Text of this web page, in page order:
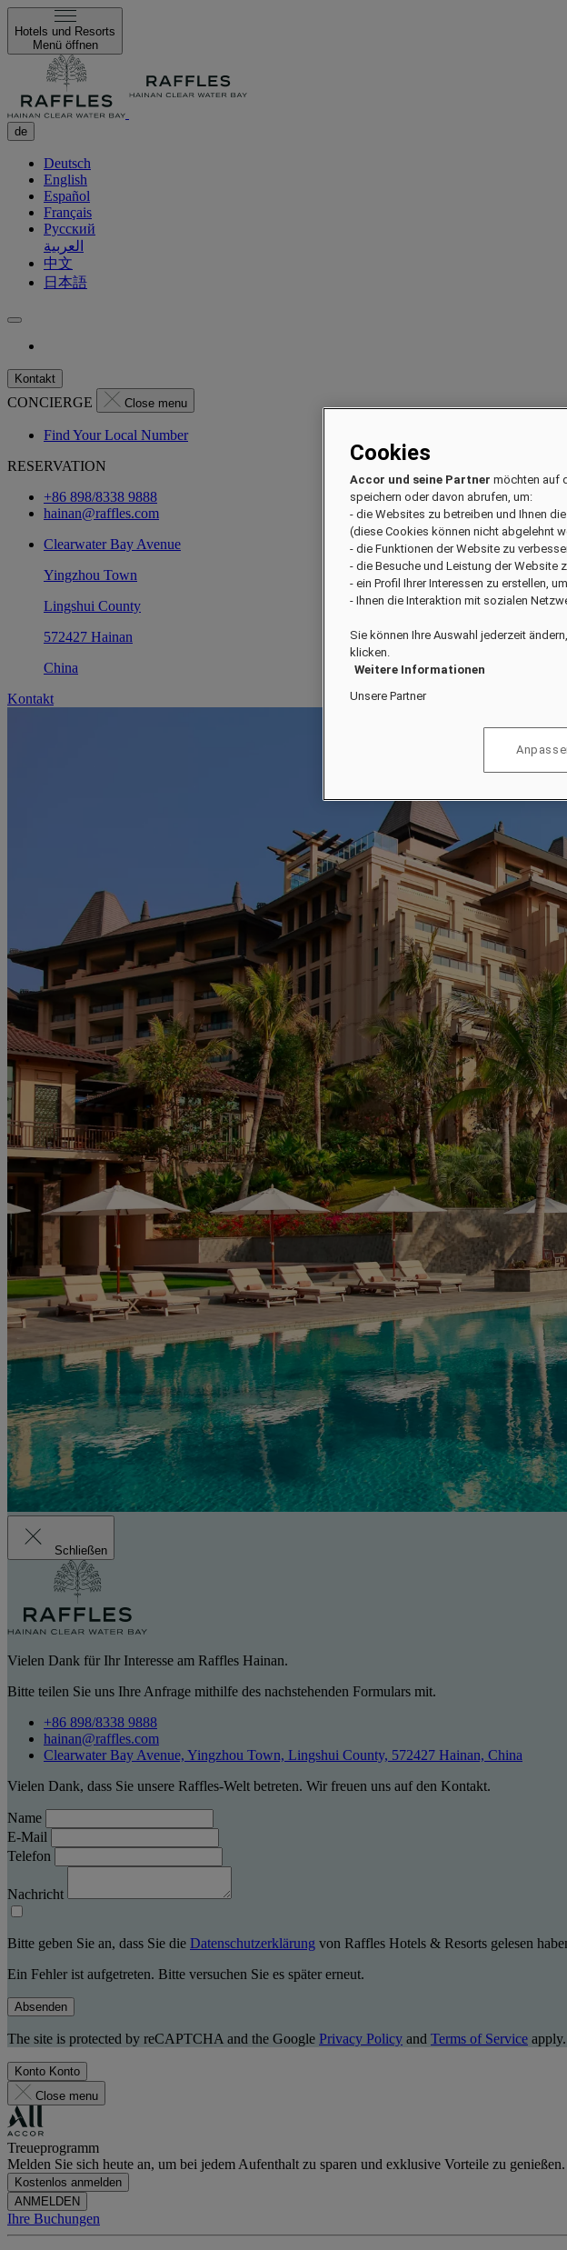
Hotels und Resorts
Menü öffnen
de
Deutsch
English
Español
Français
Русский
العربية
中文
日本語
Kontakt
CONCIERGE Close menu
Find Your Local Number
RESERVATION
+86 898/8338 9888
hainan@raffles.com
Clearwater Bay Avenue
Yingzhou Town
Lingshui County
572427 Hainan
China
Kontakt
Schließen
Vielen Dank für Ihr Interesse am Raffles Hainan.
Bitte teilen Sie uns Ihre Anfrage mithilfe des nachstehenden Formulars mit.
+86 898/8338 9888
hainan@raffles.com
Clearwater Bay Avenue, Yingzhou Town, Lingshui County, 572427 Hainan, China
Vielen Dank, dass Sie unsere Raffles-Welt betreten. Wir freuen uns auf den Kontakt.
Name
E-Mail
Telefon
Nachricht
Bitte geben Sie an, dass Sie die Datenschutzerklärung von Raffles Hotels & Resorts gelesen
Ein Fehler ist aufgetreten. Bitte versuchen Sie es später erneut.
Absenden
The site is protected by reCAPTCHA and the Google Privacy Policy and Terms of Service apply.
Konto Konto
Close menu
Treueprogramm
Melden Sie sich heute an, um bei jedem Aufenthalt zu sparen und exklusive Vorteile zu genießen.
Kostenlos anmelden
ANMELDEN
Ihre Buchungen
Cookies
Accor und seine Partner möchten auf
speichern oder davon abrufen, um:
- die Websites zu betreiben und Ihnen
(diese Cookies können nicht abgelehnt
- die Funktionen der Website zu
- die Besuche und Leistung der Website
- ein Profil Ihrer Interessen zu erstellen,
- Ihnen die Interaktion mit sozialen
Sie können Ihre Auswahl jederzeit
klicken.
Weitere Informationen
Unsere Partner